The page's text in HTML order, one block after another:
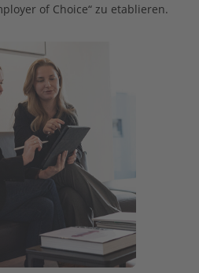
of Choice“ zu etablieren.